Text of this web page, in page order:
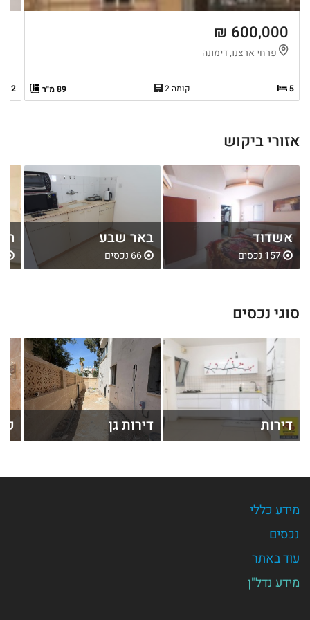
600,000 ₪
פרחי ארצנו, דימונה
5 קומה 2 89 מ"ר 2
אזורי ביקוש
אשדוד
157 נכסים
באר שבע
66 נכסים
סוגי נכסים
דירות דירות גן
מידע כללי
נכסים
עוד באתר
מידע נדל"ן